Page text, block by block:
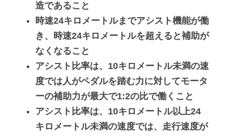
造であること
時速24キロメートルまでアシスト機能が働
き、時速24キロメートルを超えると補助が
なくなること
アシスト比率は、10キロメートル未満の速
度では人がペダルを踏む力に対してモータ
ーの補助力が最大で1:2の比で働くこと
アシスト比率は、10キロメートル以上24
キロメートル未満の速度では、走行速度が